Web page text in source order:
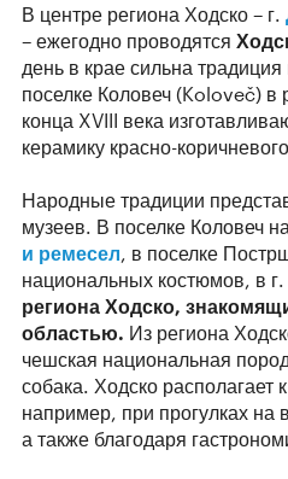
В центре региона Ходско – г.
– ежегодно проводятся
день в крае сильна традиция
поселке Коловеч (Koloveč)
конца XVIII века
керамику красно-
Народные традиции
музеев. В поселке Коловеч
и ремесел, в поселке
национальных костюмов, в
региона Ходско,
областью. Из региона
чешская национальная
собака. Ходско располагает
например, при прогулках на
а также благодаря